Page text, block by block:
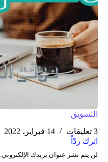
التسويق
3 تعليقات
14 فبراير، 2022
اترك ردّاً
لن يتم نشر عنوان بريدك الإلكتروني.